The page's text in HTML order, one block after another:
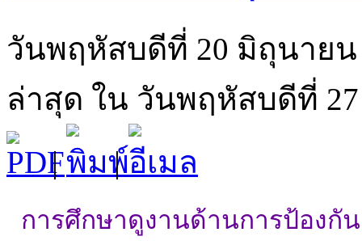
วันพฤหัสบดีที่ 20 มิถุนายน
ล่าสุด ใน วันพฤหัสบดีที่ 27
|
|
การศึกษาดูงานด้านการป้องกั